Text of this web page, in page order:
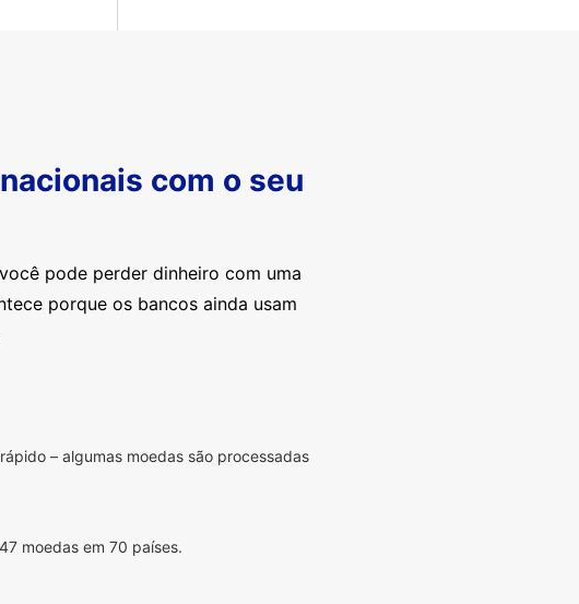
com o seu
pode perder dinheiro com uma
porque os bancos ainda usam
– algumas moedas são processadas
moedas em 70 países.